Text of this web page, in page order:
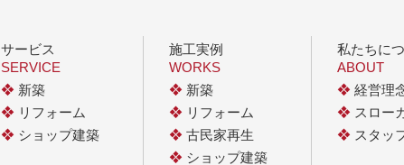
サービス
SERVICE
❖ 新築
❖ リフォーム
❖ ショップ建築
施工実例
WORKS
❖ 新築
❖ リフォーム
❖ 古民家再生
❖ ショップ建築
私たちに
ABOUT
❖ 経営理
❖ スロー
❖ スタッ